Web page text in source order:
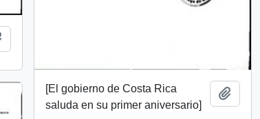
Add to clipboard
[El gobierno de Costa Rica
saluda en su primer aniversario]
Add